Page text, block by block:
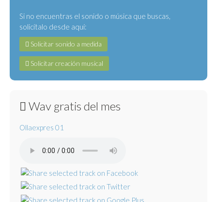
Si no encuentras el sonido o música que buscas,
solicítalo desde aquí:
Solicitar sonido a medida
Solicitar creación musical
Wav gratis del mes
Ollaexpres 01